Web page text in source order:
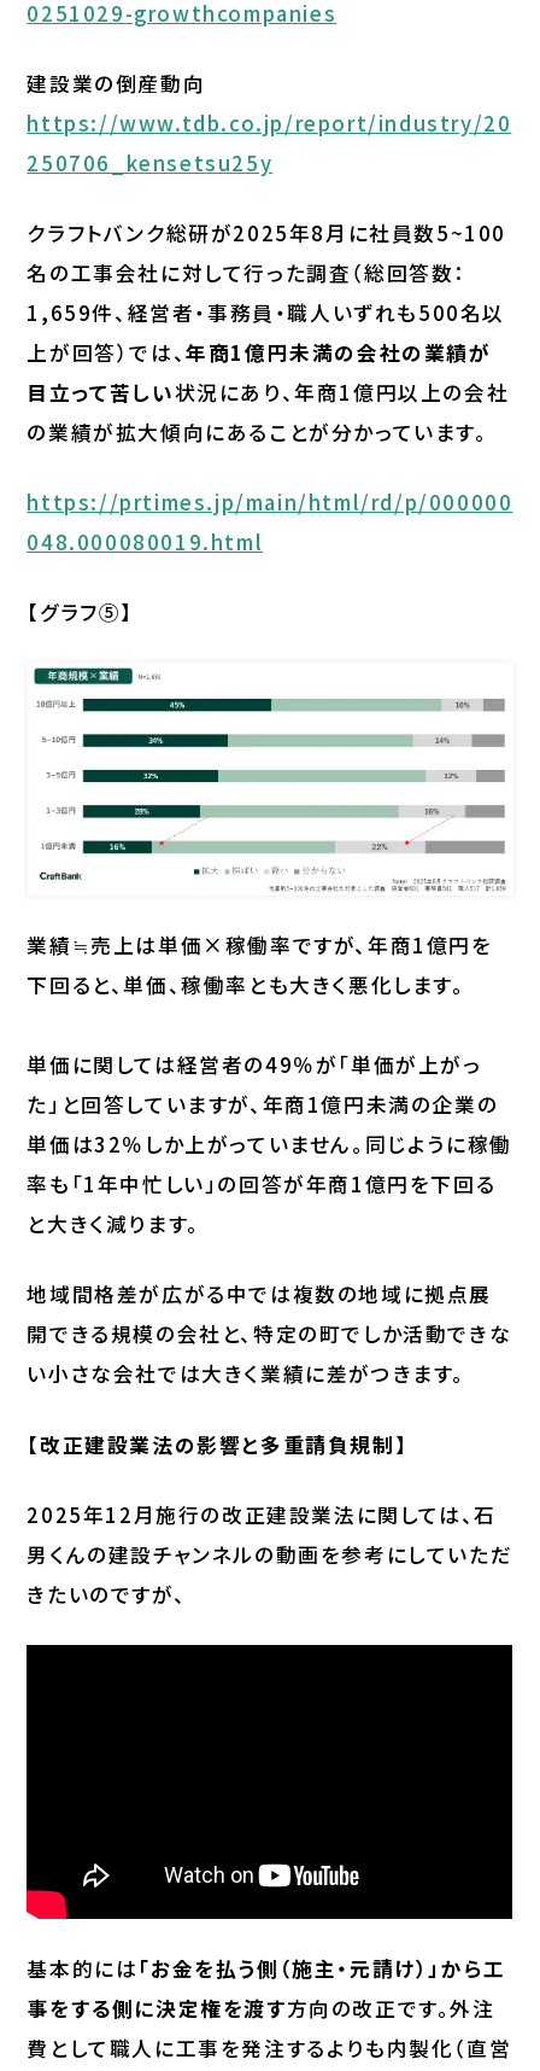
0251029-growthcompanies
建設業の倒産動向
https://www.tdb.co.jp/report/industry/20
250706_kensetsu25y
クラフトバンク総研が2025年8月に社員数5~100
名の工事会社に対して行った調査（総回答数：
1,659件、経営者・事務員・職人いずれも500名以
上が回答）では、年商1億円未満の会社の業績が
目立って苦しい状況にあり、年商1億円以上の会社
の業績が拡大傾向にあることが分かっています。
https://prtimes.jp/main/html/rd/p/000000
048.000080019.html
【グラフ⑤】
業績≒売上は単価×稼働率ですが、年商1億円を
下回ると、単価、稼働率とも大きく悪化します。
単価に関しては経営者の49％が「単価が上がっ
た」と回答していますが、年商1億円未満の企業の
単価は32％しか上がっていません。同じように稼働
率も「1年中忙しい」の回答が年商1億円を下回る
と大きく減ります。
地域間格差が広がる中では複数の地域に拠点展
開できる規模の会社と、特定の町でしか活動できな
い小さな会社では大きく業績に差がつきます。
【改正建設業法の影響と多重請負規制】
2025年12月施行の改正建設業法に関しては、石
男くんの建設チャンネルの動画を参考にしていただ
きたいのですが、
基本的には「お金を払う側（施主・元請け）」から工
事をする側に決定権を渡す方向の改正です。外注
費として職人に工事を発注するよりも内製化（直営